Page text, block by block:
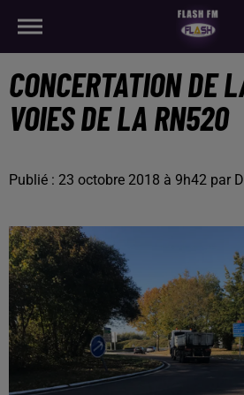
CONCERTATION DE
VOIES DE LA RN520
Publié : 23 octobre 2018 à 9h42 par